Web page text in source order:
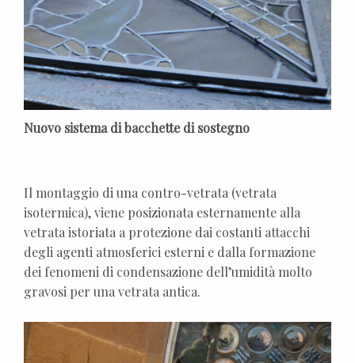
Nuovo sistema di bacchette di sostegno
Il montaggio di una contro-vetrata (vetrata
isotermica), viene posizionata esternamente alla
vetrata istoriata a protezione dai costanti attacchi
degli agenti atmosferici esterni e dalla formazione
dei fenomeni di condensazione dell’umidità molto
gravosi per una vetrata antica.